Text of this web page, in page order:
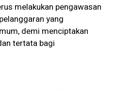
melakukan pengawasan
yang
demi menciptakan
tertata bagi